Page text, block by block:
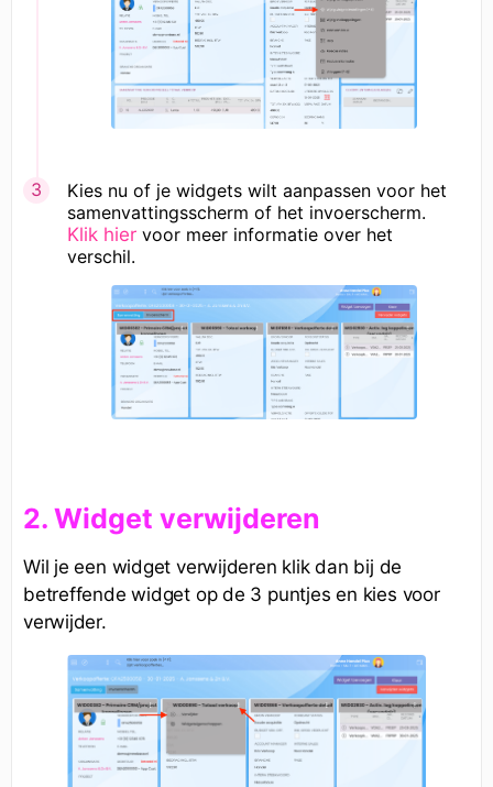
Kies nu of je widgets wilt aanpassen voor het
samenvattingsscherm of het invoerscherm.
Klik hier voor meer informatie over het
verschil.
2. Widget verwijderen
Wil je een widget verwijderen klik dan bij de
betreffende widget op de 3 puntjes en kies voor
verwijder.